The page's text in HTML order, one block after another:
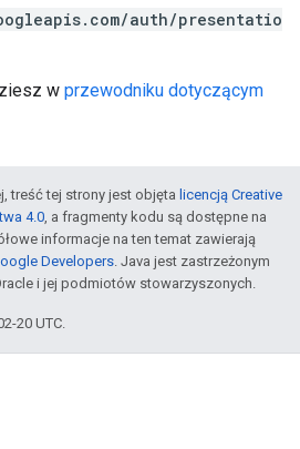
auth/presentatio
w przewodniku dotyczącym
treść tej strony jest objęta licencją Creative
4.0, a fragmenty kodu są dostępne na
informacje na ten temat zawierają
Developers. Java jest zastrzeżonym
i jej podmiotów stowarzyszonych.
20 UTC.